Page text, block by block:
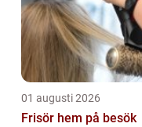
01 augusti 2026
Frisör hem på besök